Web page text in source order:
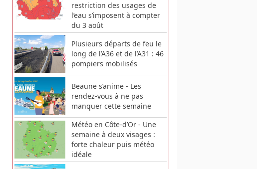
restriction des usages de
l’eau s’imposent à compter
du 3 août
Plusieurs départs de feu le
long de l’A36 et de l’A31 : 46
pompiers mobilisés
Beaune s’anime - Les
rendez-vous à ne pas
manquer cette semaine
Météo en Côte-d’Or - Une
semaine à deux visages :
forte chaleur puis météo
idéale